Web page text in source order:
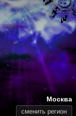
Москва
сменить регион